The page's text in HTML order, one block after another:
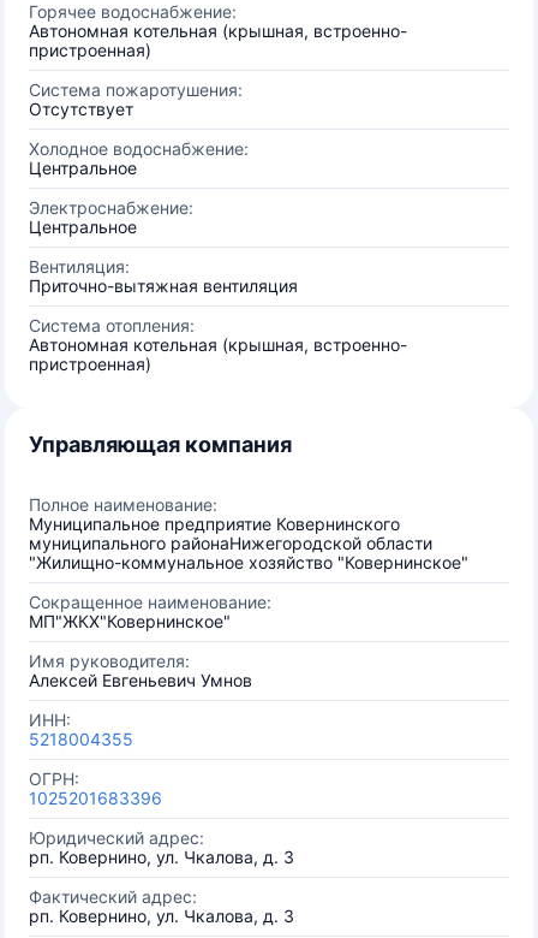
Горячее водоснабжение:
Автономная котельная (крышная, встроенно-
пристроенная)
Система пожаротушения:
Отсутствует
Холодное водоснабжение:
Центральное
Электроснабжение:
Центральное
Вентиляция:
Приточно-вытяжная вентиляция
Система отопления:
Автономная котельная (крышная, встроенно-
пристроенная)
Управляющая компания
Полное наименование:
Муниципальное предприятие Ковернинского
муниципального районаНижегородской области
"Жилищно-коммунальное хозяйство "Ковернинское"
Сокращенное наименование:
МП"ЖКХ"Ковернинское"
Имя руководителя:
Алексей Евгеньевич Умнов
ИНН:
5218004355
ОГРН:
1025201683396
Юридический адрес:
рп. Ковернино, ул. Чкалова, д. 3
Фактический адрес:
рп. Ковернино, ул. Чкалова, д. 3